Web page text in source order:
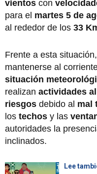
vientos con
para el martes 5 de
al rededor de los 33
Frente a esta
mantenerse al
situación
realizan actividades
riesgos debido al mal
los techos y las
autoridades la
inclinados.
Lee